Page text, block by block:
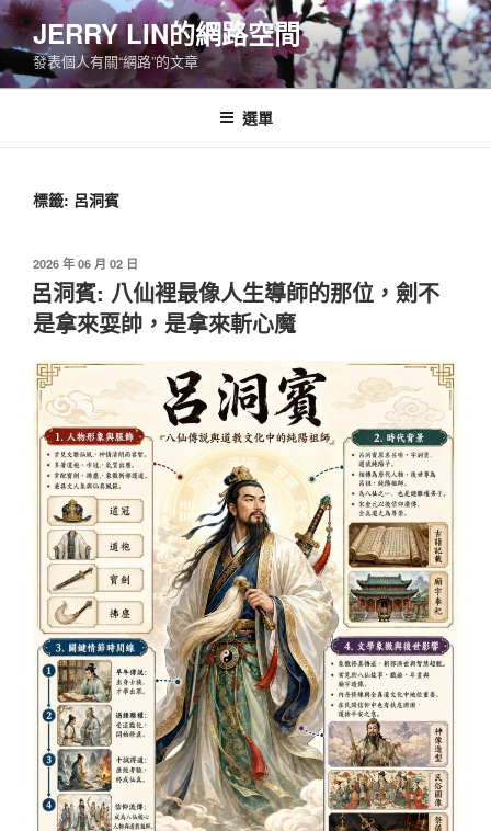
跳
至
主
要
JERRY LIN的網路空間
發表個人有關“網路”的文章
選單
標籤: 呂洞賓
發
佈
於
2026 年 06 月 02 日
呂洞賓: 八仙裡最像人生導師的那位，劍不
是拿來耍帥，是拿來斬心魔